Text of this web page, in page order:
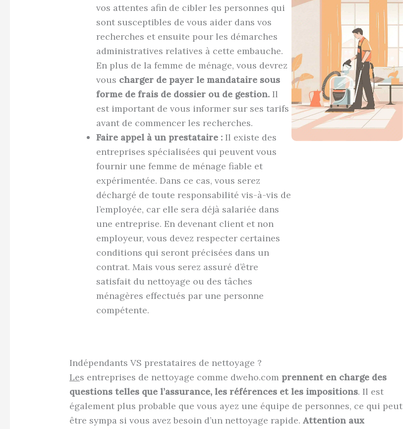
vos attentes afin de cibler les personnes qui
sont susceptibles de vous aider dans vos
recherches et ensuite pour les démarches
administratives relatives à cette embauche.
En plus de la femme de ménage, vous devrez
vous charger de payer le mandataire sous
forme de frais de dossier ou de gestion. Il
est important de vous informer sur ses tarifs
avant de commencer les recherches.
Faire appel à un prestataire : Il existe des
entreprises spécialisées qui peuvent vous
fournir une femme de ménage fiable et
expérimentée. Dans ce cas, vous serez
déchargé de toute responsabilité vis-à-vis de
l’employée, car elle sera déjà salariée dans
une entreprise. En devenant client et non
employeur, vous devez respecter certaines
conditions qui seront précisées dans un
contrat. Mais vous serez assuré d’être
satisfait du nettoyage ou des tâches
ménagères effectués par une personne
compétente.
Indépendants VS prestataires de nettoyage ?
Les entreprises de nettoyage comme dweho.com prennent en charge des
questions telles que l’assurance, les références et les impositions. Il est
également plus probable que vous ayez une équipe de personnes, ce qui peut
être sympa si vous avez besoin d’un nettoyage rapide.Attention aux